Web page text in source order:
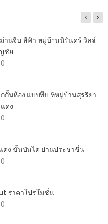
านจีบ สีฟ้า หมู่บ้านนิรันดร์ วิลล์
ชัย
กั้นห้อง แบบทึบ ที่หมู่บ้านสุรริยา
ดง
ดง ขั้นบันได ย่านประชาชื่น
ราคาโปรโมชั่น